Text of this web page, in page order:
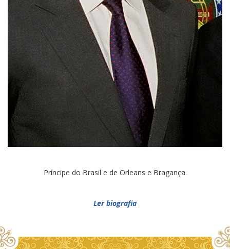
Príncipe do Brasil e de Orleans e Bragança.
Ler biografia